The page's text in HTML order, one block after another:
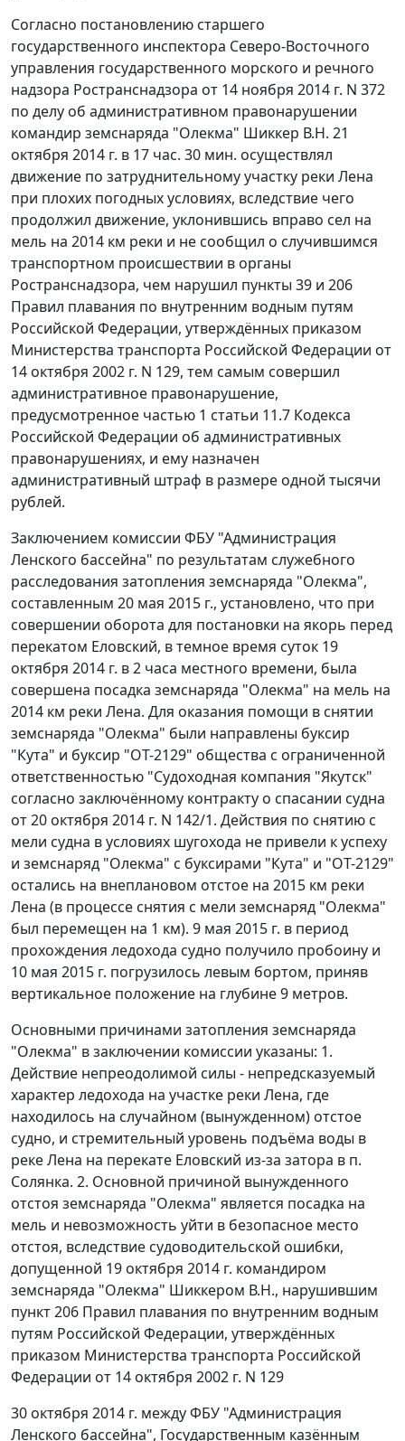
Согласно постановлению старшего
государственного инспектора Северо-Восточного
управления государственного морского и речного
надзора Ространснадзора от 14 ноября 2014 г. N 372
по делу об административном правонарушении
командир земснаряда "Олекма" Шиккер В.Н. 21
октября 2014 г. в 17 час. 30 мин. осуществлял
движение по затруднительному участку реки Лена
при плохих погодных условиях, вследствие чего
продолжил движение, уклонившись вправо сел на
мель на 2014 км реки и не сообщил о случившимся
транспортном происшествии в органы
Ространснадзора, чем нарушил пункты 39 и 206
Правил плавания по внутренним водным путям
Российской Федерации, утверждённых приказом
Министерства транспорта Российской Федерации от
14 октября 2002 г. N 129, тем самым совершил
административное правонарушение,
предусмотренное частью 1 статьи 11.7 Кодекса
Российской Федерации об административных
правонарушениях, и ему назначен
административный штраф в размере одной тысячи
рублей.
Заключением комиссии ФБУ "Администрация
Ленского бассейна" по результатам служебного
расследования затопления земснаряда "Олекма",
составленным 20 мая 2015 г., установлено, что при
совершении оборота для постановки на якорь перед
перекатом Еловский, в темное время суток 19
октября 2014 г. в 2 часа местного времени, была
совершена посадка земснаряда "Олекма" на мель на
2014 км реки Лена. Для оказания помощи в снятии
земснаряда "Олекма" были направлены буксир
"Кута" и буксир "ОТ-2129" общества с ограниченной
ответственностью "Судоходная компания "Якутск"
согласно заключённому контракту о спасании судна
от 20 октября 2014 г. N 142/1. Действия по снятию с
мели судна в условиях шугохода не привели к успеху
и земснаряд "Олекма" с буксирами "Кута" и "ОТ-2129"
остались на внеплановом отстое на 2015 км реки
Лена (в процессе снятия с мели земснаряд "Олекма"
был перемещен на 1 км). 9 мая 2015 г. в период
прохождения ледохода судно получило пробоину и
10 мая 2015 г. погрузилось левым бортом, приняв
вертикальное положение на глубине 9 метров.
Основными причинами затопления земснаряда
"Олекма" в заключении комиссии указаны: 1.
Действие непреодолимой силы - непредсказуемый
характер ледохода на участке реки Лена, где
находилось на случайном (вынужденном) отстое
судно, и стремительный уровень подъёма воды в
реке Лена на перекате Еловский из-за затора в п.
Солянка. 2. Основной причиной вынужденного
отстоя земснаряда "Олекма" является посадка на
мель и невозможность уйти в безопасное место
отстоя, вследствие судоводительской ошибки,
допущенной 19 октября 2014 г. командиром
земснаряда "Олекма" Шиккером В.Н., нарушившим
пункт 206 Правил плавания по внутренним водным
путям Российской Федерации, утверждённых
приказом Министерства транспорта Российской
Федерации от 14 октября 2002 г. N 129
30 октября 2014 г. между ФБУ "Администрация
Ленского бассейна", Государственным казённым